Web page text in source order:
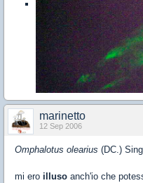
marinetto
12 Sep 2006
Omphalotus olearius (DC.)
mi ero illuso anch'io che